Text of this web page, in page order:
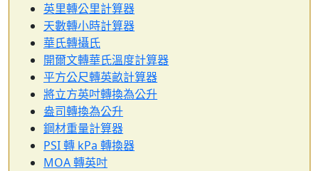
英里轉公里計算器
天數轉小時計算器
華氏轉攝氏
開爾文轉華氏溫度計算器
平方公尺轉英畝計算器
將立方英吋轉換為公升
盎司轉換為公升
鋼材重量計算器
PSI 轉 kPa 轉換器
MOA 轉英吋